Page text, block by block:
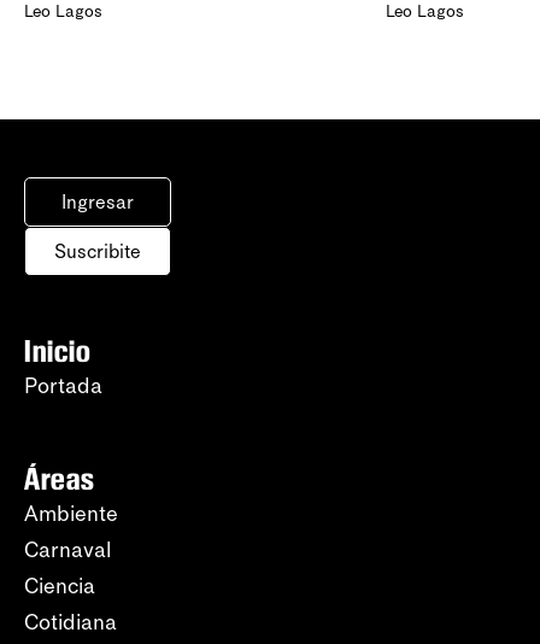
Leo Lagos Leo Lagos
Ingresar
Suscribite
Inicio
Portada
Áreas
Ambiente
Carnaval
Ciencia
Cotidiana